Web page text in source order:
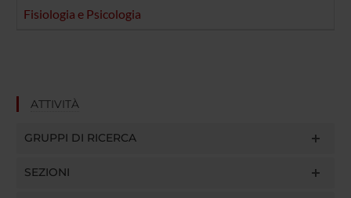
Fisiologia e Psicologia
ATTIVITÀ
GRUPPI DI RICERCA
SEZIONI